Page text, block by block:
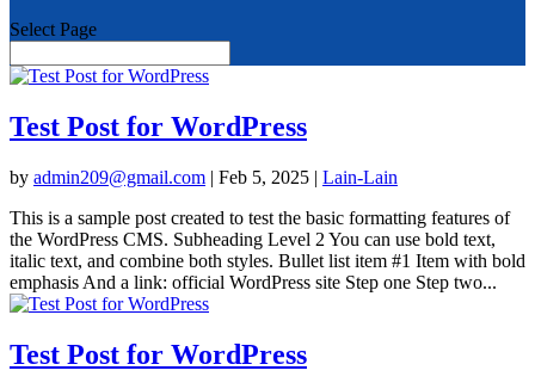
Select Page
Test Post for WordPress
by admin209@gmail.com | Feb 5, 2025 | Lain-Lain
This is a sample post created to test the basic formatting features of
the WordPress CMS. Subheading Level 2 You can use bold text,
italic text, and combine both styles. Bullet list item #1 Item with bold
emphasis And a link: official WordPress site Step one Step two...
Test Post for WordPress